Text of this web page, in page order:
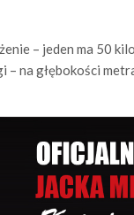
– jeden ma 50
na głębokości